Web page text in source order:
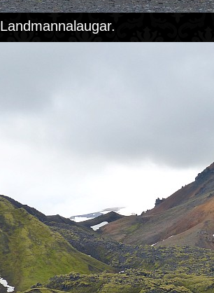
Landmannalaugar.